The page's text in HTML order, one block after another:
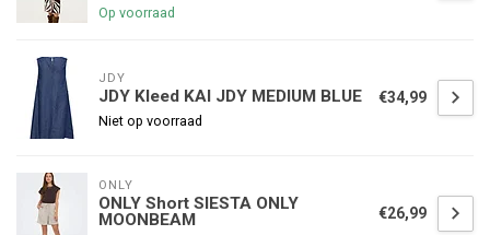
Op voorraad
JDY
JDY Kleed KAI JDY MEDIUM BLUE
Niet op voorraad
€34,99
ONLY
ONLY Short SIESTA ONLY
MOONBEAM
€26,99